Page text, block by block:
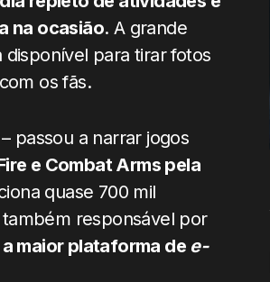
na ocasião. A grande
para tirar fotos
os fãs.
passou a narrar jogos
e Combat Arms pela
quase 700 mil
responsável por
a maior plataforma de e-